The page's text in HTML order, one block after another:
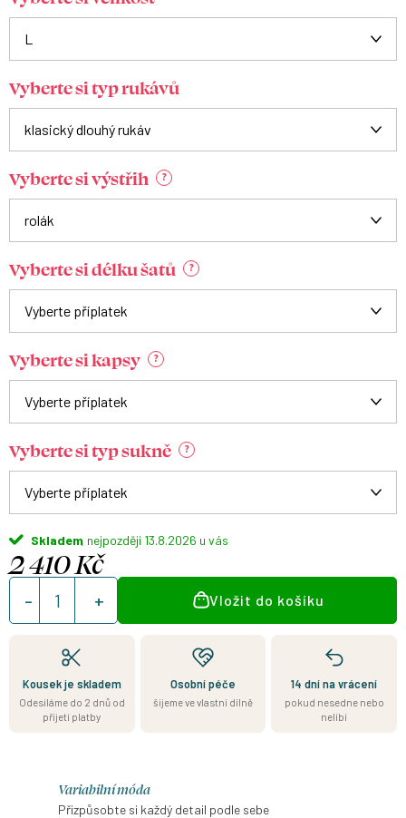
Vyberte si typ rukávů
Vyberte si výstřih ?
Vyberte si délku šatů ?
Vyberte si kapsy ?
Vyberte si typ sukně ?
Skladem 13.8.2026
2 410 Kč
Měrná
cena:
Vložit do košíku
Kousek je skladem
Odesíláme do 2 dnů od
přijetí platby
Osobní péče
šijeme ve vlastní dílně
14 dní na vrácení
pokud nesedne nebo
nelíbí
Variabilní móda
Přizpůsobte si každý detail podle sebe